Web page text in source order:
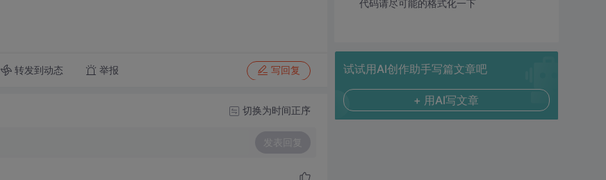
转发到动态 举报 写回复
切换为时间正序
发表回复
代码请尽可能的格式化一下
试试用AI创作助手写篇文章吧
+ 用AI写文章